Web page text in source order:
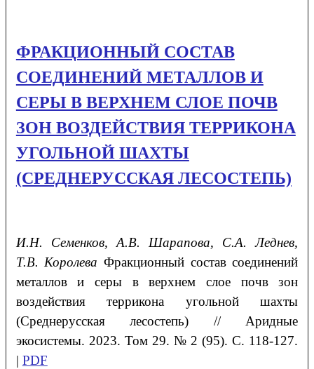
ФРАКЦИОННЫЙ СОСТАВ
СОЕДИНЕНИЙ МЕТАЛЛОВ И
СЕРЫ В ВЕРХНЕМ СЛОЕ ПОЧВ
ЗОН ВОЗДЕЙСТВИЯ ТЕРРИКОНА
УГОЛЬНОЙ ШАХТЫ
(СРЕДНЕРУССКАЯ ЛЕСОСТЕПЬ)
И.Н. Семенков, А.В. Шарапова, С.А. Леднев,
Т.В. Королева Фракционный состав соединений
металлов и серы в верхнем слое почв зон
воздействия террикона угольной шахты
(Среднерусская лесостепь) // Аридные
экосистемы. 2023. Том 29. № 2 (95). С. 118-127.
| PDF